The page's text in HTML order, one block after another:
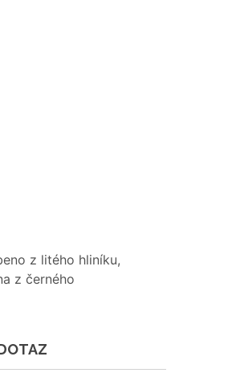
z litého hliníku,
z černého